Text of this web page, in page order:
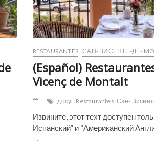
RESTAURANTES САН- ВИСЕНТЕ-ДЕ-
(Español)
Vicenç de Montalt
досуг Restaurantes Сан-
Извините, этот техт доступен
Испанский” и “Американский